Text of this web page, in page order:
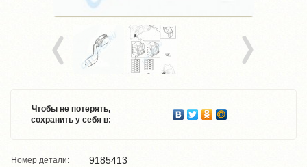
Чтобы не потерять,
сохранить у себя в:
Номер детали: 9185413